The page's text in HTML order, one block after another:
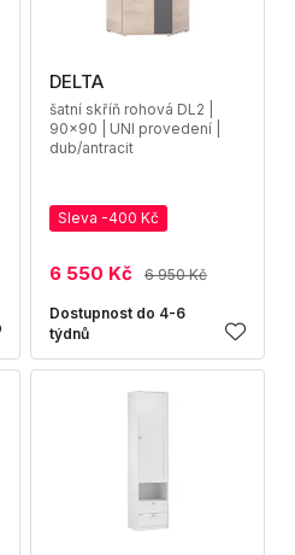
DELTA
šatní skříň rohová DL2 |
90x90 | UNI provedení |
dub/antracit
Sleva -400 Kč
6 550 Kč 6 950 Kč
Dostupnost do 4-6
týdnů